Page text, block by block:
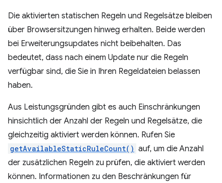
Die aktivierten statischen Regeln und Regelsätze bleiben
über Browsersitzungen hinweg erhalten. Beide werden
bei Erweiterungsupdates nicht beibehalten. Das
bedeutet, dass nach einem Update nur die Regeln
verfügbar sind, die Sie in Ihren Regeldateien belassen
haben.
Aus Leistungsgründen gibt es auch Einschränkungen
hinsichtlich der Anzahl der Regeln und Regelsätze, die
gleichzeitig aktiviert werden können. Rufen Sie
getAvailableStaticRuleCount() auf, um die Anzahl
der zusätzlichen Regeln zu prüfen, die aktiviert werden
können. Informationen zu den Beschränkungen für